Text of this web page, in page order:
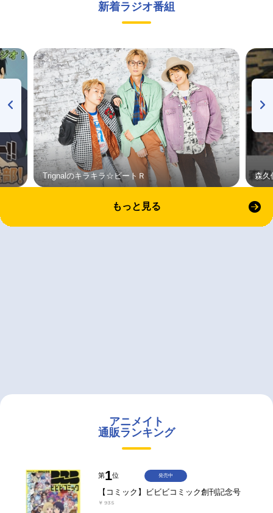
新着ラジオ番組
Trignalのキラキラ☆ビートＲ 森久
もっと見る
アニメイト
通販ランキング
第1位
【コミック】ビビビコミック創刊記念号
￥935
発売中